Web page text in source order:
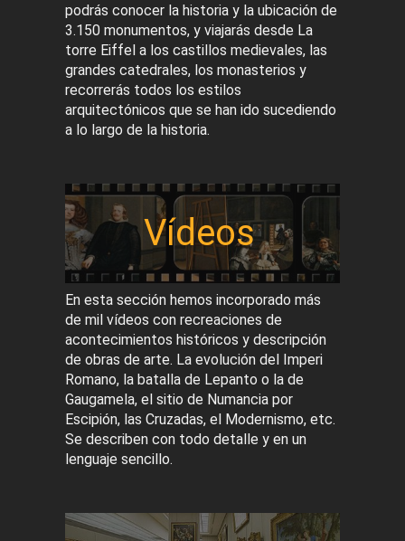
podrás conocer la historia y la ubicación de
3.150 monumentos, y viajarás desde La
torre Eiffel a los castillos medievales, las
grandes catedrales, los monasterios y
recorrerás todos los estilos
arquitectónicos que se han ido sucediendo
a lo largo de la historia.
Vídeos
En esta sección hemos incorporado más
de mil vídeos con recreaciones de
acontecimientos históricos y descripción
de obras de arte. La evolución del Imperi
Romano, la batalla de Lepanto o la de
Gaugamela, el sitio de Numancia por
Escipión, las Cruzadas, el Modernismo, etc.
Se describen con todo detalle y en un
lenguaje sencillo.